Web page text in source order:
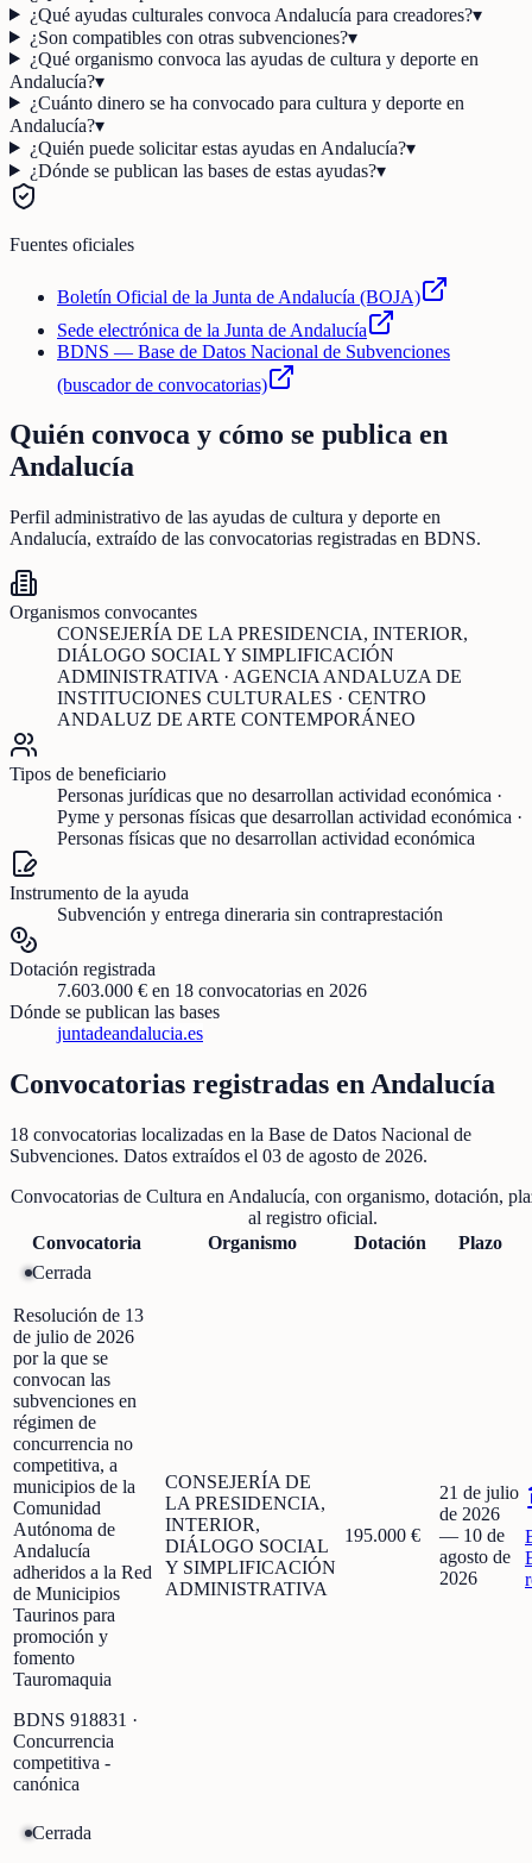
¿Qué ayudas culturales convoca Andalucía para creadores?▾
¿Son compatibles con otras subvenciones?▾
¿Qué organismo convoca las ayudas de cultura y deporte en
Andalucía?▾
¿Cuánto dinero se ha convocado para cultura y deporte en
Andalucía?▾
¿Quién puede solicitar estas ayudas en Andalucía?▾
¿Dónde se publican las bases de estas ayudas?▾
Fuentes oficiales
Boletín Oficial de la Junta de Andalucía (BOJA)
Sede electrónica de la Junta de Andalucía
BDNS — Base de Datos Nacional de Subvenciones
(buscador de convocatorias)
Quién convoca y cómo se publica en
Andalucía
Perfil administrativo de las ayudas de cultura y deporte en
Andalucía, extraído de las convocatorias registradas en BDNS.
Organismos convocantes
CONSEJERÍA DE LA PRESIDENCIA, INTERIOR,
DIÁLOGO SOCIAL Y SIMPLIFICACIÓN
ADMINISTRATIVA · AGENCIA ANDALUZA DE
INSTITUCIONES CULTURALES · CENTRO
ANDALUZ DE ARTE CONTEMPORÁNEO
Tipos de beneficiario
Personas jurídicas que no desarrollan actividad económica ·
Pyme y personas físicas que desarrollan actividad económica ·
Personas físicas que no desarrollan actividad económica
Instrumento de la ayuda
Subvención y entrega dineraria sin contraprestación
Dotación registrada
7.603.000 € en 18 convocatorias en 2026
Dónde se publican las bases
juntadeandalucia.es
Convocatorias registradas enAndalucía
18 convocatorias localizadas en la Base de Datos Nacional de
Subvenciones. Datos extraídos el 03 de agosto de 2026.
Convocatorias de Cultura en Andalucía, con organismo, dotación,
al registro oficial.
Convocatoria
Organismo Dotación
Plazo
Cerrada
Resolución de 13
de julio de 2026
por la que se
convocan las
subvenciones en
régimen de
concurrencia no
competitiva, a
municipios de la
Comunidad
Autónoma de
Andalucía
adheridos a la Red
de Municipios
Taurinos para
promoción y
fomento
Tauromaquia
BDNS 918831 ·
Concurrencia
competitiva -
canónica
CONSEJERÍA DE
LA PRESIDENCIA,
INTERIOR,
DIÁLOGO SOCIAL
Y SIMPLIFICACIÓN
ADMINISTRATIVA
195.000 €
21 de julio
de 2026
— 10 de
agosto de
2026
Cerrada